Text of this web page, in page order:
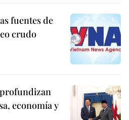
fuentes de
crudo
economía y